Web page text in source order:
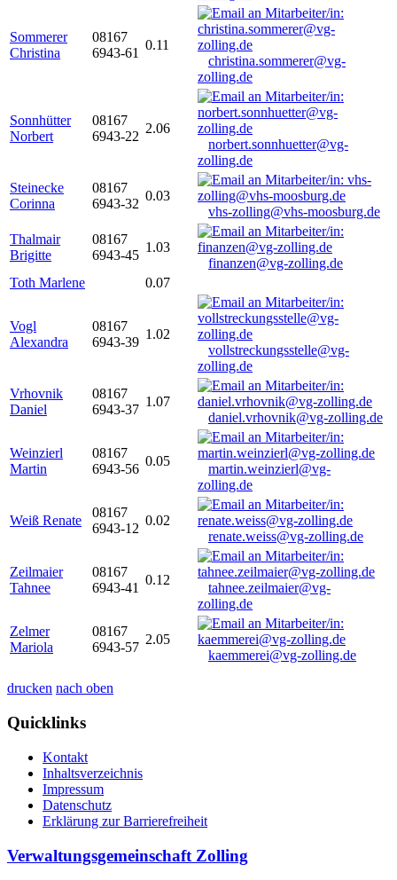
Sommerer
Christina
08167
6943-61
0.11
christina.sommerer@vg-
zolling.de
Sonnhütter
Norbert
08167
6943-22
2.06
norbert.sonnhuetter@vg-
zolling.de
Steinecke
Corinna
08167
6943-32
0.03
vhs-zolling@vhs-moosburg.de
Thalmair
Brigitte
08167
6943-45
1.03
finanzen@vg-zolling.de
Toth Marlene
0.07
Vogl
Alexandra
08167
6943-39
1.02
vollstreckungsstelle@vg-
zolling.de
Vrhovnik
Daniel
08167
6943-37
1.07
daniel.vrhovnik@vg-zolling.de
Weinzierl
Martin
08167
6943-56
0.05
martin.weinzierl@vg-
zolling.de
Weiß Renate
08167
6943-12
0.02
renate.weiss@vg-zolling.de
Zeilmaier
Tahnee
08167
6943-41
0.12
tahnee.zeilmaier@vg-
zolling.de
Zelmer
Mariola
08167
6943-57
2.05
kaemmerei@vg-zolling.de
drucken nach oben
Quicklinks
Kontakt
Inhaltsverzeichnis
Impressum
Datenschutz
Erklärung zur Barrierefreiheit
Verwaltungsgemeinschaft Zolling